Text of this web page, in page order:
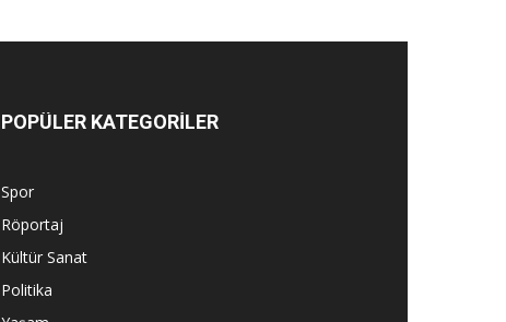
POPÜLER KATEGORİLER
Spor
Röportaj
Kültür Sanat
Politika